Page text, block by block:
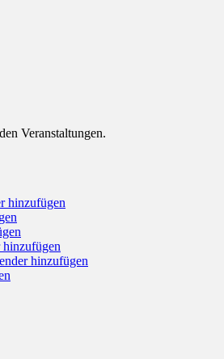
Veranstaltungen.
hinzufügen
hinzufügen